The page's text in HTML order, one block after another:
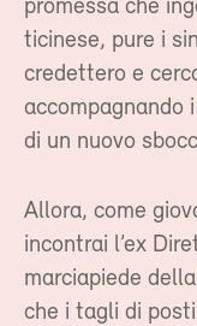
promessa che
ticinese, pure i
credettero e
accompagnando
di un nuovo
Allora, come
incontrai l’ex
marciapiede
che i tagli di